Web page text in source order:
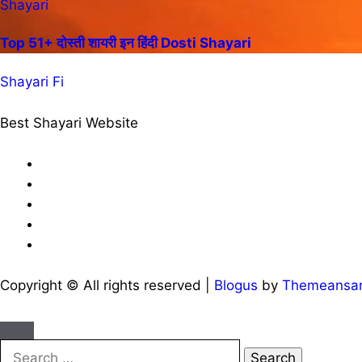
Shayari
Top 51+ दोस्ती शायरी इन हिंदी Dosti Shayari
Shayari Fi
Best Shayari Website
Copyright © All rights reserved Blogus by Themeansar
Search